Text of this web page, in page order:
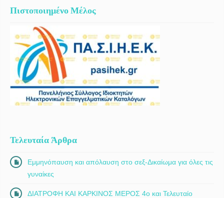
Πιστοποιημένο Μέλος
Τελευταία Άρθρα
Εμμηνόπαυση και απόλαυση στο σεξ-Δικαίωμα για όλες τις
γυναίκες
ΔΙΑΤΡΟΦΗ ΚΑΙ ΚΑΡΚΙΝΟΣ ΜΕΡΟΣ 4ο και Τελευταίο